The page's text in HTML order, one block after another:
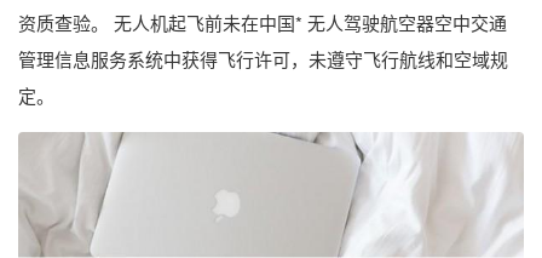
资质查验。 无人机起飞前未在中国* 无人驾驶航空器空中交通
管理信息服务系统中获得飞行许可，未遵守飞行航线和空域规
定。